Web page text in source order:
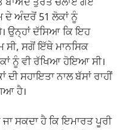
ਬਾਅਦ ਤੁਰੰਤ ਚਲਾਏ ਗਏ
ਦੇ ਅੰਦਰੋਂ 51 ਲੋਕਾਂ ਨੂੰ
ਉਨ੍ਹਾਂ ਦੱਸਿਆ ਕਿ ਇਹ
ਸੀ, ਸਗੋਂ ਇੱਥੇ ਮਾਨਸਿਕ
ਨੂੰ ਵੀ ਰੱਖਿਆ ਹੋਇਆ ਸੀ।
ਸਹਾਇਤਾ ਨਾਲ ਬੱਸਾਂ ਰਾਹੀਂ
ਹੈ।
ਸਕਦਾ ਹੈ ਕਿ ਇਮਾਰਤ ਪੂਰੀ